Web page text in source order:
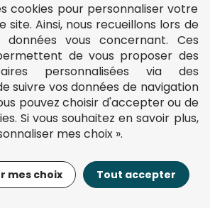
Ajouter au panier
€ (France) / gratuit à partir de 45 €.
site référence pour acheter des puzzles de
qualité à bon prix.
de-puzzle.com 2011 - 2026
cookies pour personnaliser votre
site. Ainsi, nous recueillons lors de
vous concernant. Ces
de vous proposer des
personnalisées via des
suivre vos données de navigation
pouvez choisir d'accepter ou de
Si vous souhaitez en savoir plus,
mes choix ».
mes choix Tout accepter